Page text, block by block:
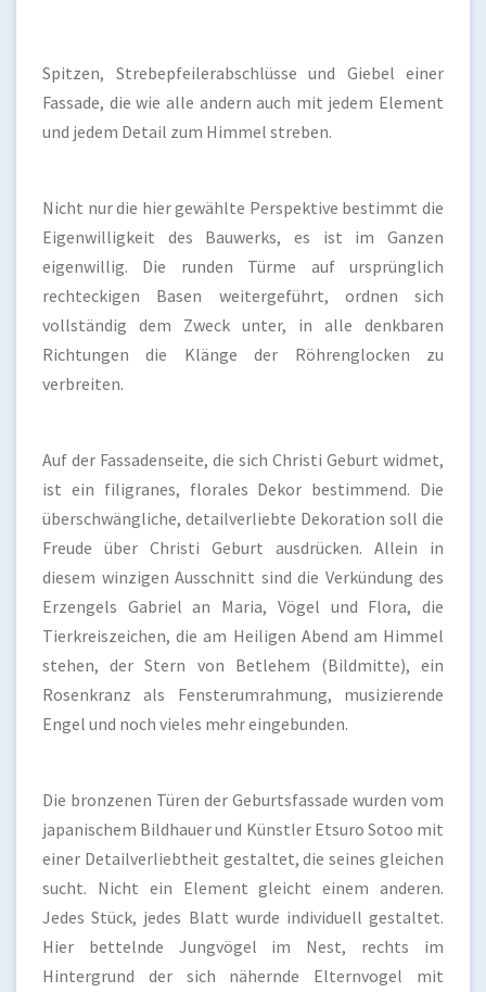
Spitzen, Strebepfeilerabschlüsse und Giebel einer
Fassade, die wie alle andern auch mit jedem Element
und jedem Detail zum Himmel streben.
Nicht nur die hier gewählte Perspektive bestimmt die
Eigenwilligkeit des Bauwerks, es ist im Ganzen
eigenwillig. Die runden Türme auf ursprünglich
rechteckigen Basen weitergeführt, ordnen sich
vollständig dem Zweck unter, in alle denkbaren
Richtungen die Klänge der Röhrenglocken zu
verbreiten.
Auf der Fassadenseite, die sich Christi Geburt widmet,
ist ein filigranes, florales Dekor bestimmend. Die
überschwängliche, detailverliebte Dekoration soll die
Freude über Christi Geburt ausdrücken. Allein in
diesem winzigen Ausschnitt sind die Verkündung des
Erzengels Gabriel an Maria, Vögel und Flora, die
Tierkreiszeichen, die am Heiligen Abend am Himmel
stehen, der Stern von Betlehem (Bildmitte), ein
Rosenkranz als Fensterumrahmung, musizierende
Engel und noch vieles mehr eingebunden.
Die bronzenen Türen der Geburtsfassade wurden vom
japanischem Bildhauer und Künstler Etsuro Sotoo mit
einer Detailverliebtheit gestaltet, die seines gleichen
sucht. Nicht ein Element gleicht einem anderen.
Jedes Stück, jedes Blatt wurde individuell gestaltet.
Hier bettelnde Jungvögel im Nest, rechts im
Hintergrund der sich nähernde Elternvogel mit